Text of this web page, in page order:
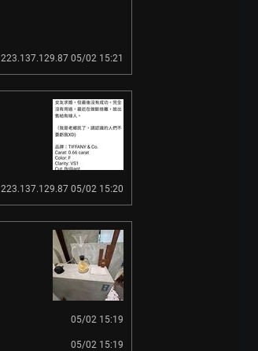
223.137.129.87 05/02 15:21
223.137.129.87 05/02 15:20
05/02 15:19
05/02 15:19